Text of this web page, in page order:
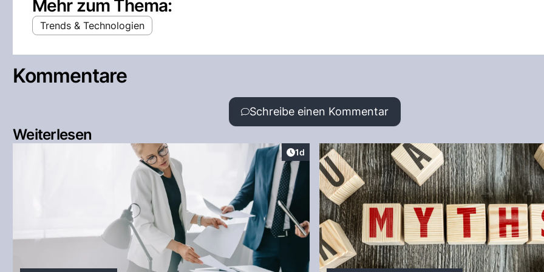
Mehr zum Thema:
Trends & Technologien
Kommentare
Schreibe einen Kommentar
Weiterlesen
Artikel veröffentlicht:
1d